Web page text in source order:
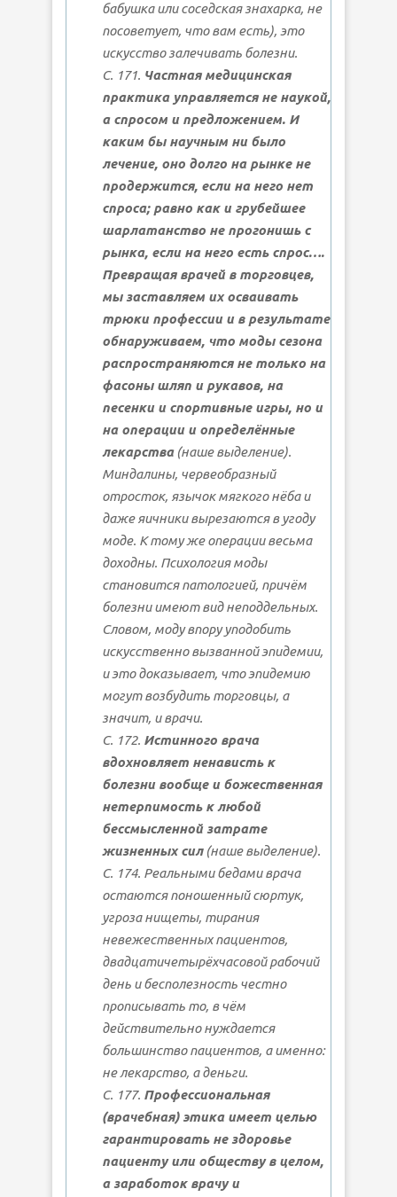
бабушка или соседская знахарка, не
посоветует, что вам есть), это
искусство залечивать болезни.
С. 171. Частная медицинская
практика управляется не наукой,
а спросом и предложением. И
каким бы научным ни было
лечение, оно долго на рынке не
продержится, если на него нет
спроса; равно как и грубейшее
шарлатанство не прогонишь с
рынка, если на него есть спрос….
Превращая врачей в торговцев,
мы заставляем их осваивать
трюки профессии и в результате
обнаруживаем, что моды сезона
распространяются не только на
фасоны шляп и рукавов, на
песенки и спортивные игры, но и
на операции и определённые
лекарства(наше выделение).
Миндалины, червеобразный
отросток, язычок мягкого нёба и
даже яичники вырезаются в угоду
моде. К тому же операции весьма
доходны. Психология моды
становится патологией, причём
болезни имеют вид неподдельных.
Словом, моду впору уподобить
искусственно вызванной эпидемии,
и это доказывает, что эпидемию
могут возбудить торговцы, а
значит, и врачи.
С. 172. Истинного врача
вдохновляет ненависть к
болезни вообще и божественная
нетерпимость к любой
бессмысленной затрате
жизненных сил(наше выделение).
С. 174. Реальными бедами врача
остаются поношенный сюртук,
угроза нищеты, тирания
невежественных пациентов,
двадцатичетырёхчасовой рабочий
день и бесполезность честно
прописывать то, в чём
действительно нуждается
большинство пациентов, а именно:
не лекарство, а деньги.
С. 177. Профессиональная
(врачебная) этика имеет целью
гарантировать не здоровье
пациенту или обществу в целом,
а заработок врачу и